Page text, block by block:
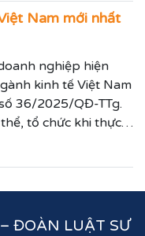
Nam mới nhất
nghiệp hiện
kinh tế Việt Nam
36/2025/QĐ-TTg.
tổ chức khi thực
nghề kinh doanh
ĐOÀN LUẬT SƯ